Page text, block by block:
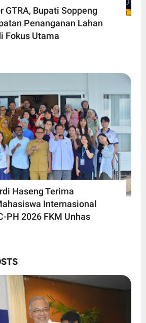
GTRA, Bupati Soppeng
Penanganan Lahan
Fokus Utama
Haseng Terima
Internasional
PH 2026 FKM Unhas